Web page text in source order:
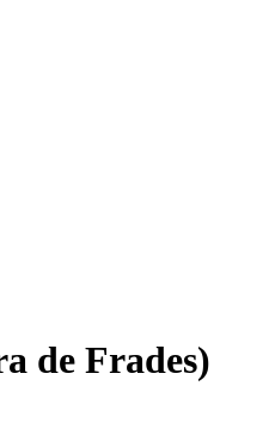
de Frades)